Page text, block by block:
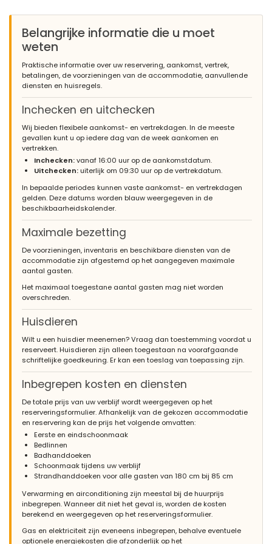
kitchen, a lot of dishes and equipment. Great place to stay!
twice had a situation when there was no hot water in the house.
But the problem was solved very quickly,thank you
Zeer comfortabele en handige plek voor een vakantie. Rustige
locatie heeft tegelijkertijd een locatie dicht bij het strand en de
stad. Prachtig huis en tuin. Zeer goed ingerichte keuken, veel
servies en apparatuur. Geweldige plek om te verblijven!
tweemaal een situatie gehad waarin er geen warm water in huis
- 7,7
Gezinnen met jonge kinderen - April 2013 - Nederland :
Veel privacy, luxeuitstraling, supermarkt dichtbij. Wel nodig om
een auto te hebben
- 9,3
- Juni 2012 - Nederland :
Het is ons heel goed bevallen, goede service en mooi
( stroomprobleem, leeg zijn van gas ) werden snel en netjes
opgelost en daarom niet eens noemenswaardig. Het enigste
wat een probleem vormde voor ons was dat we na een lange
reis met veel vertragingen aankwamen en het huis zelf moesten
tip om toch voor mogelijkheid tot begeleiding te zorgen ( na jullie
sluitingtijden ) vanaf jullie kantoor naar de huizen, verder niets
op te merken en hebben wij een prima vakantie gehad. groeten
fam wolters/holtkamp
- 7,9
- September 2011 - Duitsland :
(Oorspronkelijke tekst)
Es ist ein sehr schön gelegenes Haus. Die Aussicht kann man
nicht verändern! Man kann schließlich nicht alles haben. Zu der
Küche muß ich sagen, daß sie sehr schön groß ist und auch
etwas knapp bemessen, natürlich wegen der
Geschirrspülmaschine. Die Kaffeemaschine brauchte sehr
lange bis der Kaffee endlich fertig war und den Wasserkocher
konnten wir nicht benutzen, weil er sehr verkalkt war. Wir haben
uns dort sehr wohl gefühlt, und würden es jederzeit wieder
Belangrijke informatie die u moet
weten
Praktische informatie over uw reservering, aankomst, vertrek,
betalingen, de voorzieningen van de accommodatie, aanvullende
diensten en huisregels.
Inchecken en uitchecken
Wij bieden flexibele aankomst- en vertrekdagen. In de meeste
gevallen kunt u op iedere dag van de week aankomen en
vertrekken.
Inchecken:vanaf 16:00 uur op de aankomstdatum.
Uitchecken:uiterlijk om 09:30 uur op de vertrekdatum.
In bepaalde periodes kunnen vaste aankomst- en vertrekdagen
gelden. Deze datums worden blauw weergegeven in de
beschikbaarheidskalender.
Maximale bezetting
De voorzieningen, inventaris en beschikbare diensten van de
accommodatie zijn afgestemd op het aangegeven maximale
aantal gasten.
Het maximaal toegestane aantal gasten mag niet worden
overschreden.
Huisdieren
Wilt u een huisdier meenemen? Vraag dan toestemming voordat u
reserveert. Huisdieren zijn alleen toegestaan na voorafgaande
schriftelijke goedkeuring. Er kan een toeslag van toepassing zijn.
Inbegrepen kosten en diensten
De totale prijs van uw verblijf wordt weergegeven op het
reserveringsformulier. Afhankelijk van de gekozen accommodatie
en reservering kan de prijs het volgende omvatten:
Eerste en eindschoonmaak
Bedlinnen
Badhanddoeken
Schoonmaak tijdens uw verblijf
Strandhanddoeken voor alle gasten van 180 cm bij 85 cm
Verwarming en airconditioning zijn meestal bij de huurprijs
inbegrepen. Wanneer dit niet het geval is, worden de kosten
berekend en weergegeven op het reserveringsformulier.
Gas en elektriciteit zijn eveneens inbegrepen, behalve eventuele
optionele energiekosten die afzonderlijk op het